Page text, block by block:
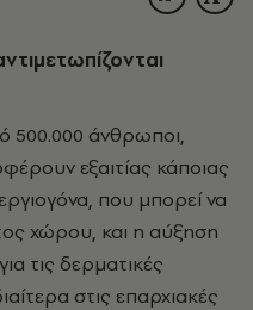
500.000 άνθρωποι,
εξαιτίας κάποιας
που μπορεί να
χώρου, και η αύξηση
τις δερματικές
στις επαρχιακές